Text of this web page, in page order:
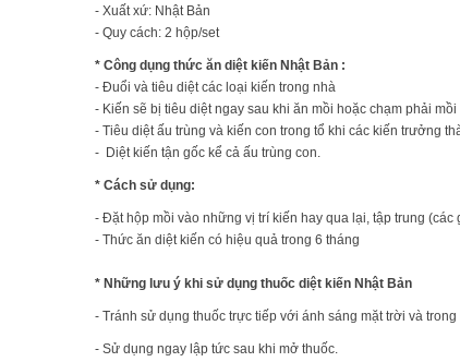
- Xuất xứ: Nhật Bản
- Quy cách: 2 hộp/set
* Công dụng thức ăn diệt kiến Nhật Bản :
- Đuổi và tiêu diệt các loại kiến trong nhà
- Kiến sẽ bị tiêu diệt ngay sau khi ăn mồi hoặc chạm phải mồi
- Tiêu diệt ấu trùng và kiến con trong tổ khi các kiến trưởng
- Diệt kiến tận gốc kể cả ấu trùng con.
* Cách sử dụng:
- Đặt hộp mồi vào những vị trí kiến hay qua lại, tập trung (các
- Thức ăn diệt kiến có hiệu quả trong 6 tháng
* Những lưu ý khi sử dụng thuốc diệt kiến Nhật Bản
- Tránh sử dụng thuốc trực tiếp với ánh sáng mặt trời và
- Sử dụng ngay lập tức sau khi mở thuốc.